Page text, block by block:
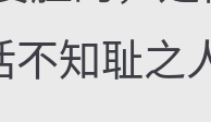
不知耻之